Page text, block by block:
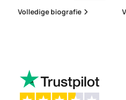
Volledige biografie